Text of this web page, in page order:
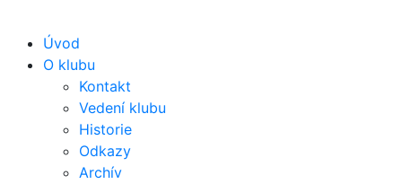
Úvod
O klubu
Kontakt
Vedení klubu
Historie
Odkazy
Archív